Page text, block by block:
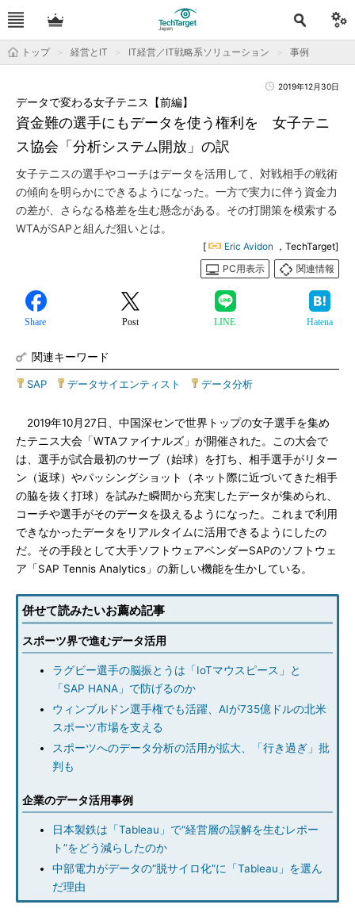
トップ 経営とIT IT経営／IT戦略系ソリューション 事例
2019年12月30日
資金難の選手にもデータを使う権利を 女子テニ
ス協会「分析システム開放」の訳
データで変わる女子テニス【前編】
女子テニスの選手やコーチはデータを活用して、対戦相手の戦術
の傾向を明らかにできるようになった。一方で実力に伴う資金力
の差が、さらなる格差を生む懸念がある。その打開策を模索する
WTAがSAPと組んだ狙いとは。
[ Eric Avidon ，TechTarget]
PC用表示
関連情報
Share Post LINE Hatena
関連キーワード
SAP データサイエンティスト データ分析
2019年10月27日、中国深センで世界トップの女子選手を集め
たテニス大会「WTAファイナルズ」が開催された。この大会で
は、選手が試合最初のサーブ（始球）を打ち、相手選手がリター
ン（返球）やパッシングショット（ネット際に近づいてきた相手
の脇を抜く打球）を試みた瞬間から充実したデータが集められ、
コーチや選手がそのデータを扱えるようになった。これまで利用
できなかったデータをリアルタイムに活用できるようにしたの
だ。その手段として大手ソフトウェアベンダーSAPのソフトウェ
ア「SAP Tennis Analytics」の新しい機能を生かしている。
併せて読みたいお薦め記事
スポーツ界で進むデータ活用
ラグビー選手の脳振とうは「IoTマウスピース」と
「SAP HANA」で防げるのか
ウィンブルドン選手権でも活躍、AIが735億ドルの北米
スポーツ市場を支える
スポーツへのデータ分析の活用が拡大、「行き過ぎ」批
判も
企業のデータ活用事例
日本製鉄は「Tableau」で“経営層の誤解を生むレポー
ト”をどう減らしたのか
中部電力がデータの“脱サイロ化”に「Tableau」を選ん
だ理由